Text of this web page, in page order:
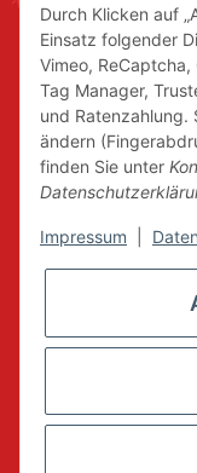
* Alle Preise
Durch Klicken auf
Einsatz folgender
Vimeo,
Tag Manager,
und Ratenzahlung.
ändern
finden Sie unter
Impressum